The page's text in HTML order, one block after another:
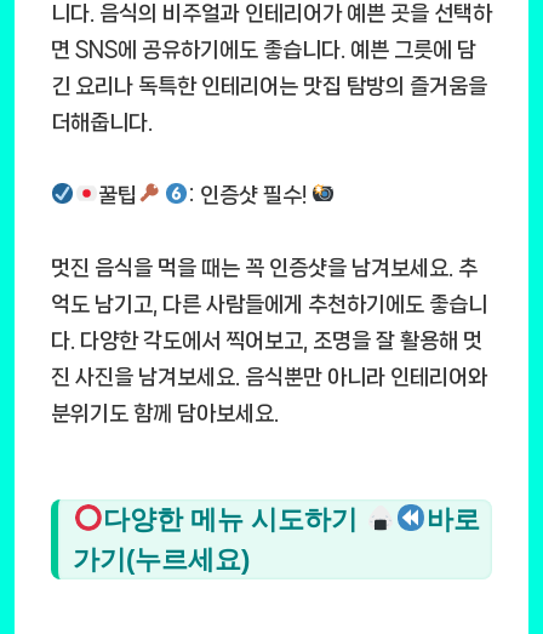
니다. 음식의 비주얼과 인테리어가 예쁜 곳을 선택하
면 SNS에 공유하기에도 좋습니다. 예쁜 그릇에 담
긴 요리나 독특한 인테리어는 맛집 탐방의 즐거움을
더해줍니다.
꿀팁 : 인증샷 필수!
멋진 음식을 먹을 때는 꼭 인증샷을 남겨보세요. 추
억도 남기고, 다른 사람들에게 추천하기에도 좋습니
다. 다양한 각도에서 찍어보고, 조명을 잘 활용해 멋
진 사진을 남겨보세요. 음식뿐만 아니라 인테리어와
분위기도 함께 담아보세요.
다양한 메뉴 시도하기
바로
가기(누르세요)